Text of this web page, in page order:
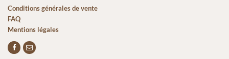
Conditions générales de vente
FAQ
Mentions légales